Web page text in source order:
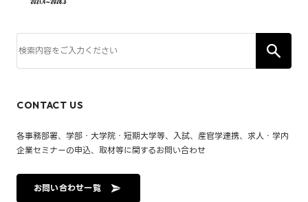
CONTACT US
各事務部署、学部・大学院・短期大学等、入試、産官学連携、求人・学内
企業セミナーの申込、取材等に関するお問い合わせ
お問い合わせ一覧